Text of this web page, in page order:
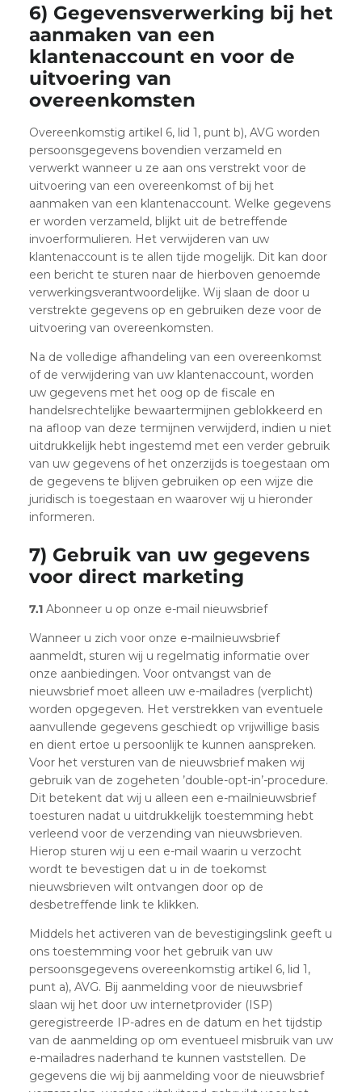
6) Gegevensverwerking bij het
aanmaken van een
klantenaccount en voor de
uitvoering van
overeenkomsten
Overeenkomstig artikel 6, lid 1, punt b), AVG worden
persoonsgegevens bovendien verzameld en
verwerkt wanneer u ze aan ons verstrekt voor de
uitvoering van een overeenkomst of bij het
aanmaken van een klantenaccount. Welke gegevens
er worden verzameld, blijkt uit de betreffende
invoerformulieren. Het verwijderen van uw
klantenaccount is te allen tijde mogelijk. Dit kan door
een bericht te sturen naar de hierboven genoemde
verwerkingsverantwoordelijke. Wij slaan de door u
verstrekte gegevens op en gebruiken deze voor de
uitvoering van overeenkomsten.
Na de volledige afhandeling van een overeenkomst
of de verwijdering van uw klantenaccount, worden
uw gegevens met het oog op de fiscale en
handelsrechtelijke bewaartermijnen geblokkeerd en
na afloop van deze termijnen verwijderd, indien u niet
uitdrukkelijk hebt ingestemd met een verder gebruik
van uw gegevens of het onzerzijds is toegestaan om
de gegevens te blijven gebruiken op een wijze die
juridisch is toegestaan en waarover wij u hieronder
informeren.
7) Gebruik van uw gegevens
voor direct marketing
7.1 Abonneer u op onze e-mail nieuwsbrief
Wanneer u zich voor onze e-mailnieuwsbrief
aanmeldt, sturen wij u regelmatig informatie over
onze aanbiedingen. Voor ontvangst van de
nieuwsbrief moet alleen uw e-mailadres (verplicht)
worden opgegeven. Het verstrekken van eventuele
aanvullende gegevens geschiedt op vrijwillige basis
en dient ertoe u persoonlijk te kunnen aanspreken.
Voor het versturen van de nieuwsbrief maken wij
gebruik van de zogeheten ’double-opt-in’-procedure.
Dit betekent dat wij u alleen een e-mailnieuwsbrief
toesturen nadat u uitdrukkelijk toestemming hebt
verleend voor de verzending van nieuwsbrieven.
Hierop sturen wij u een e-mail waarin u verzocht
wordt te bevestigen dat u in de toekomst
nieuwsbrieven wilt ontvangen door op de
desbetreffende link te klikken.
Middels het activeren van de bevestigingslink geeft u
ons toestemming voor het gebruik van uw
persoonsgegevens overeenkomstig artikel 6, lid 1,
punt a), AVG. Bij aanmelding voor de nieuwsbrief
slaan wij het door uw internetprovider (ISP)
geregistreerde IP-adres en de datum en het tijdstip
van de aanmelding op om eventueel misbruik van uw
e-mailadres naderhand te kunnen vaststellen. De
gegevens die wij bij aanmelding voor de nieuwsbrief